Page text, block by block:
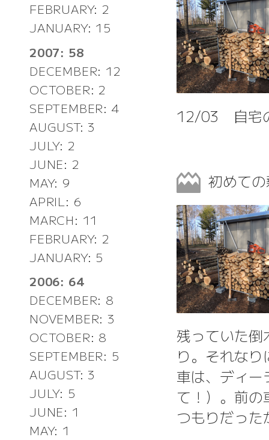
FEBRUARY: 2
JANUARY: 15
2007: 58
DECEMBER: 12
OCTOBER: 2
SEPTEMBER: 4
AUGUST: 3
JULY: 2
JUNE: 2
MAY: 9
APRIL: 6
MARCH: 11
FEBRUARY: 2
JANUARY: 5
2006: 64
DECEMBER: 8
NOVEMBER: 3
OCTOBER: 8
SEPTEMBER: 5
AUGUST: 3
JULY: 5
JUNE: 1
MAY: 1
12/03 自宅
初めて
残っていた
り。それな
車は、ディ
て！）。前
つもりだっ